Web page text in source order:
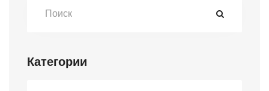
строительства для вашего проекта. Кроме
эффективным.
Категории